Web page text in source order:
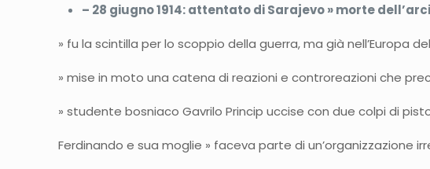
– 28 giugno 1914: attentato di Sarajevo » morte
» fu la scintilla per lo scoppio della guerra, ma già nell’Europa
» mise in moto una catena di reazioni e controreazioni che
» studente bosniaco Gavrilo Princip uccise con due colpi di
Ferdinando e sua moglie » faceva parte di un’organizzazione